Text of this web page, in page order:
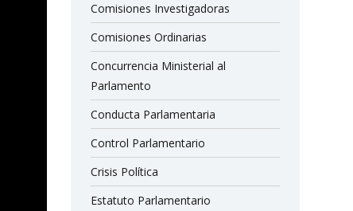
Comisiones Investigadoras
Comisiones Ordinarias
Concurrencia Ministerial al
Parlamento
Conducta Parlamentaria
Control Parlamentario
Crisis Política
Estatuto Parlamentario